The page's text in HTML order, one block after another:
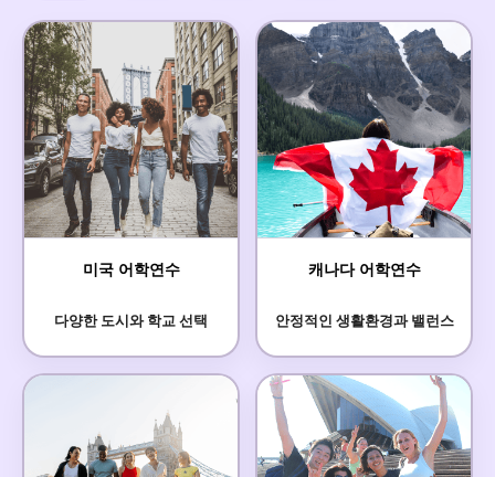
미국 어학연수
다양한 도시와 학교 선택
캐나다 어학연수
안정적인 생활환경과 밸런스